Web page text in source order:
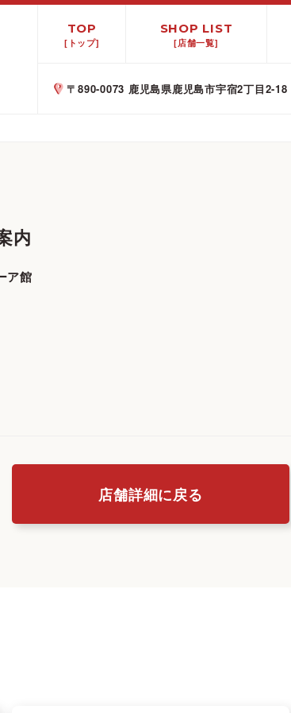
TOP
[トップ]
SHOP LIST
[店舗一覧]
〒890-0073 鹿児島県鹿児島市宇宿2丁目2-18
内
ア館
店舗詳細に戻る